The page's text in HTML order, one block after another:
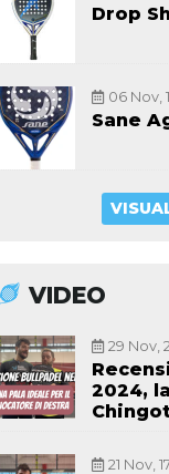
Drop
06 Nov,
Sane
VIDEO
29 Nov,
2024,
21 Nov,